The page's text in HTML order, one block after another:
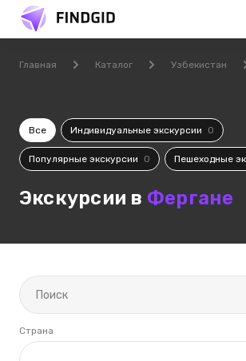
Главная Каталог Узбекистан
Все Индивидуальные экскурсии 0
Популярные экскурсии 0 Пешеходные
Экскурсии в Фергане
Страна